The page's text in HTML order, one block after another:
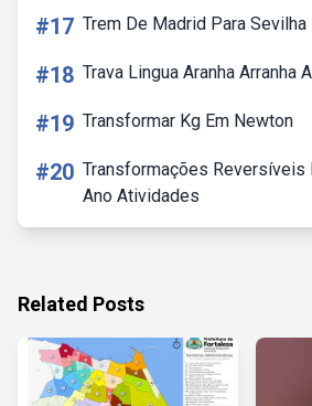
#17 Trem De Madrid Para Sevilha
#18 Trava Lingua Aranha Arranha
#19 Transformar Kg Em Newton
#20 Transformações Reversíveis
Ano Atividades
Related Posts